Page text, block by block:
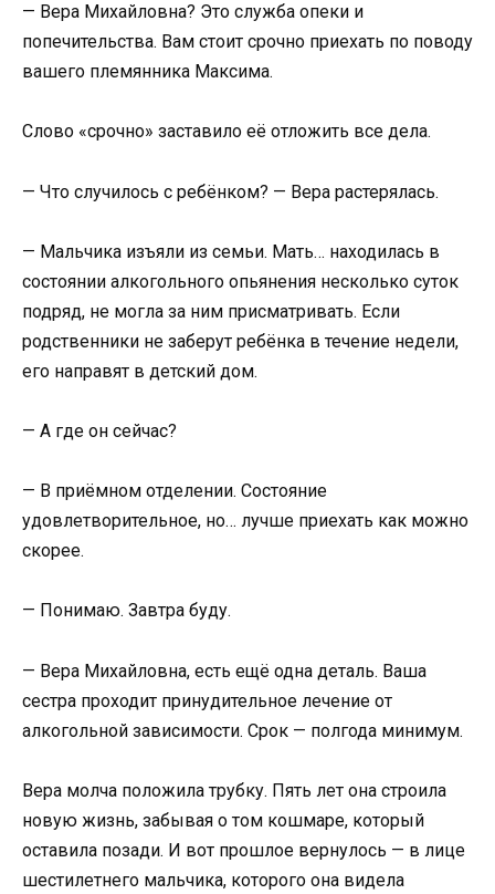
— Вера Михайловна? Это служба опеки и
попечительства. Вам стоит срочно приехать по поводу
вашего племянника Максима.
Слово «срочно» заставило её отложить все дела.
— Что случилось с ребёнком? — Вера растерялась.
— Мальчика изъяли из семьи. Мать… находилась в
состоянии алкогольного опьянения несколько суток
подряд, не могла за ним присматривать. Если
родственники не заберут ребёнка в течение недели,
его направят в детский дом.
— А где он сейчас?
— В приёмном отделении. Состояние
удовлетворительное, но… лучше приехать как можно
скорее.
— Понимаю. Завтра буду.
— Вера Михайловна, есть ещё одна деталь. Ваша
сестра проходит принудительное лечение от
алкогольной зависимости. Срок — полгода минимум.
Вера молча положила трубку. Пять лет она строила
новую жизнь, забывая о том кошмаре, который
оставила позади. И вот прошлое вернулось — в лице
шестилетнего мальчика, которого она видела